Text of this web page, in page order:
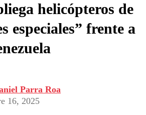
TV
Chilena
Internacional
en medios
helicópteros de
especiales” frente a
Parra Roa
16, 2025